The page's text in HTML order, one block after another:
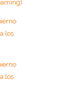
los
los